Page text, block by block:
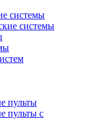
системы
системы
пульты
пульты с